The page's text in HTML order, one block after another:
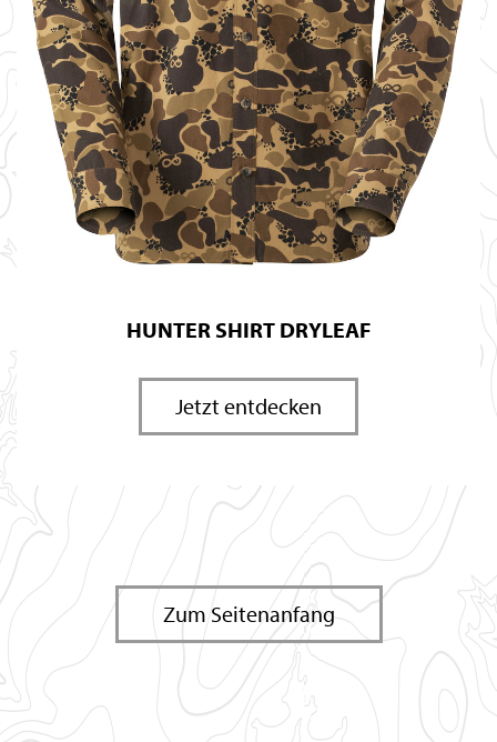
HUNTER SHIRT DRYLEAF
Jetzt entdecken
Zum Seitenanfang